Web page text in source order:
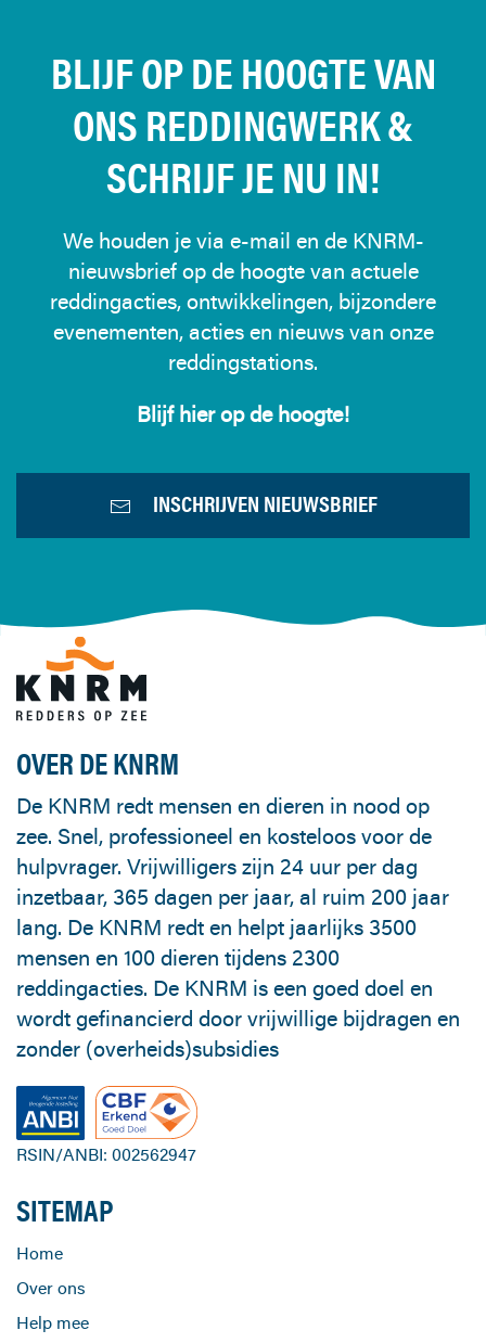
BLIJF OP DE HOOGTE VAN
ONS REDDINGWERK &
SCHRIJF JE NU IN!
We houden je via e-mail en de KNRM-
nieuwsbrief op de hoogte van actuele
reddingacties, ontwikkelingen, bijzondere
evenementen, acties en nieuws van onze
reddingstations.
Blijf hier op de hoogte!
INSCHRIJVEN NIEUWSBRIEF
OVER DE KNRM
De KNRM redt mensen en dieren in nood op
zee. Snel, professioneel en kosteloos voor de
hulpvrager. Vrijwilligers zijn 24 uur per dag
inzetbaar, 365 dagen per jaar, al ruim 200 jaar
lang. De KNRM redt en helpt jaarlijks 3500
mensen en 100 dieren tijdens 2300
reddingacties. De KNRM is een goed doel en
wordt gefinancierd door vrijwillige bijdragen en
zonder (overheids)subsidies
RSIN/ANBI: 002562947
SITEMAP
Home
Over ons
Help mee